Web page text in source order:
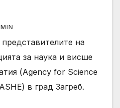
на
за наука и висше
(Agency for Science
в град Загреб.